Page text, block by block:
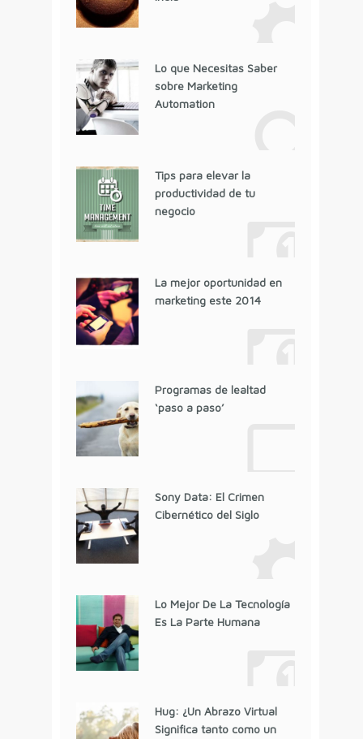
Lo que Necesitas Saber
sobre Marketing
Automation
Tips para elevar la
productividad de tu
negocio
La mejor oportunidad en
marketing este 2014
Programas de lealtad
‘paso a paso’
Sony Data: El Crimen
Cibernético del Siglo
Lo Mejor De La Tecnología
Es La Parte Humana
Hug: ¿Un Abrazo Virtual
Significa tanto como un